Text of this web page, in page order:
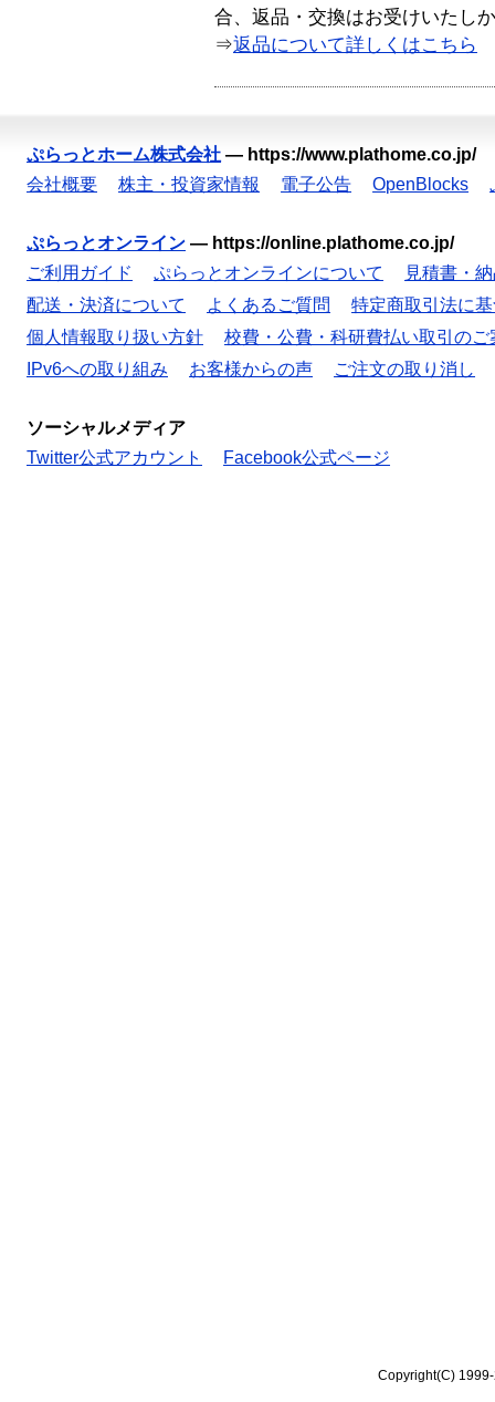
合、返品・交換はお受けいたし
⇒返品について詳しくはこちら
ぷらっとホーム株式会社 — https://www.plathome.co.jp/
会社概要
株主・投資家情報 電子公告 OpenBlocks
ぷらっとオンライン — https://online.plathome.co.jp/
ご利用ガイド
ぷらっとオンラインについて
見積書・
配送・決済について
よくあるご質問
特定商取引法に
個人情報取り扱い方針
校費・公費・科研費払い取引のご
IPv6への取り組み
お客様からの声 ご注文の取り消し
ソーシャルメディア
Twitter公式アカウント
Facebook公式ページ
Copyright(C)